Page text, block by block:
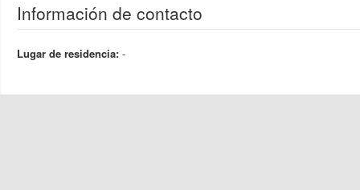
Información de contacto
Lugar de residencia: -